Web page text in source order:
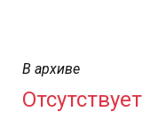
В архиве
Отсутствует